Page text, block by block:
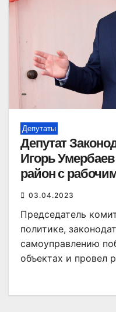
Депутаты
Депутат
Игорь
район с
03.04.2023
Председатель
политике,
самоуправлению
объектах и провел